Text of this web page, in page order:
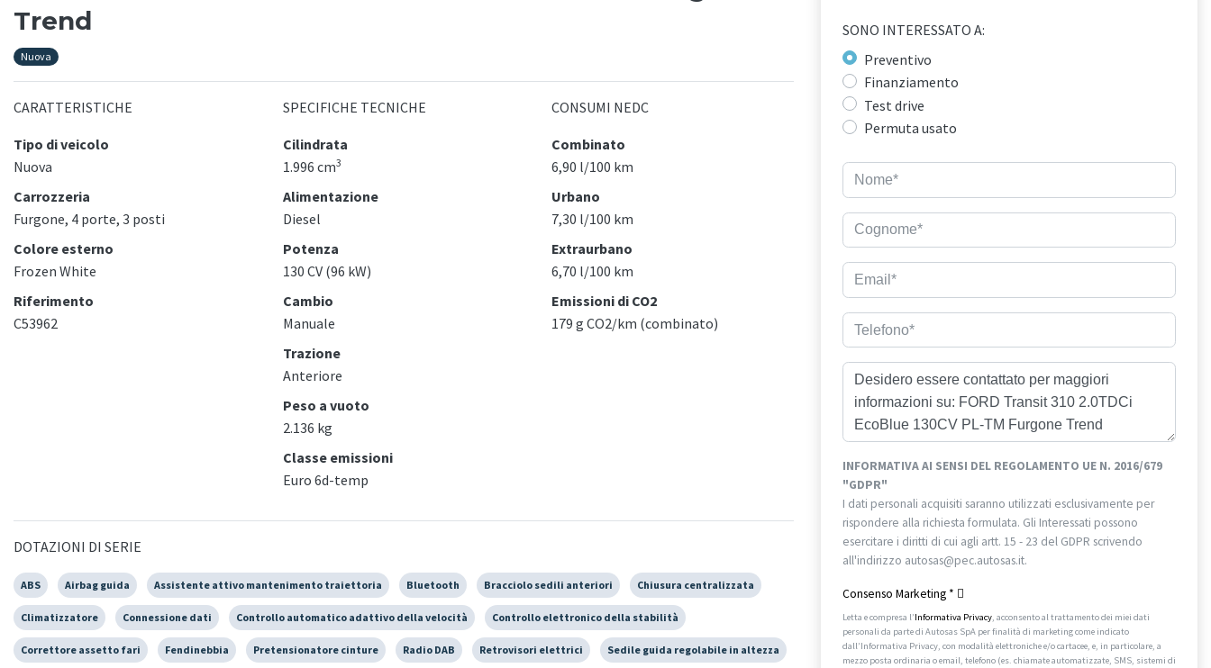
Trend
Nuova
CARATTERISTICHE
Tipo di veicolo
Nuova
Carrozzeria
Furgone, 4 porte, 3 posti
Colore esterno
Frozen White
Riferimento
C53962
SPECIFICHE TECNICHE
Cilindrata
1.996 cm3
Alimentazione
Diesel
Potenza
130 CV (96 kW)
Cambio
Manuale
Trazione
Anteriore
Peso a vuoto
2.136 kg
Classe emissioni
Euro 6d-temp
CONSUMI NEDC
Combinato
6,90 l/100 km
Urbano
7,30 l/100 km
Extraurbano
6,70 l/100 km
Emissioni di CO2
179 g CO2/km (combinato)
DOTAZIONI DI SERIE
ABS Airbag guida Assistente attivo mantenimento traiettoria Bluetooth Bracciolo sedili anteriori Chiusura centralizzata
Climatizzatore Connessione dati Controllo automatico adattivo della velocità Controllo elettronico della stabilità
Correttore assetto fari Fendinebbia Pretensionatore cinture Radio DAB Retrovisori elettrici Sedile guida regolabile in altezza
SONO INTERESSATO A:
Preventivo
Finanziamento
Test drive
Permuta usato
INFORMATIVA AI SENSI DEL REGOLAMENTO UE N. 2016/679
"GDPR"
I dati personali acquisiti saranno utilizzati esclusivamente per
rispondere alla richiesta formulata. Gli Interessati possono
esercitare i diritti di cui agli artt. 15 - 23 del GDPR scrivendo
all'indirizzo autosas@pec.autosas.it.
Consenso Marketing *
Letta e compresa l’Informativa Privacy, acconsento al trattamento dei miei dati
personali da parte di Autosas SpA per finalità di marketing come indicato
dall’Informativa Privacy, con modalità elettroniche e/o cartacee, e, in particolare, a
mezzo posta ordinaria o email, telefono (es. chiamate automatizzate, SMS, sistemi di